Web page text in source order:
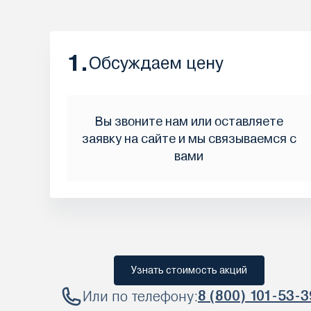
1.Обсуждаем цену
Вы звоните нам или оставляете
заявку на сайте и мы связываемся с
вами
Узнать стоимость акций
Или по телефону:8 (800) 101-53-